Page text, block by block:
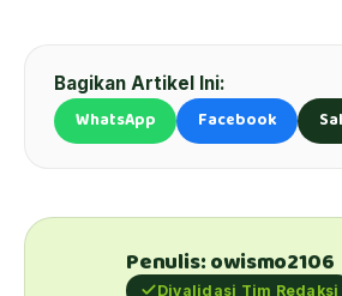
Bagikan Artikel Ini:
WhatsApp Facebook
Penulis: owismo2106
Divalidasi Tim Redaksi